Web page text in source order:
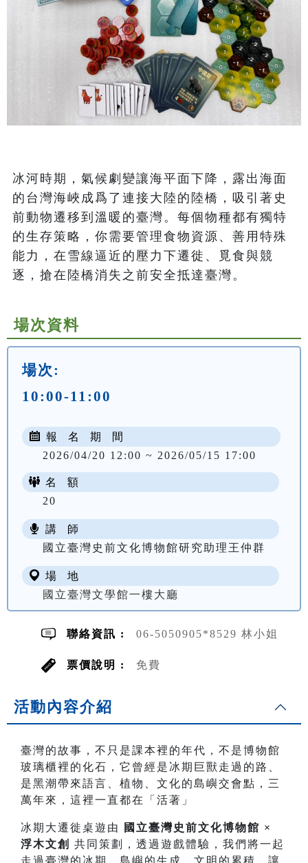
冰河時期，氣候劇變讓海平面下降，露出海面
的台灣海峽成爲了連接大陸的陸橋，吸引著史
前動物遷移到溫暖的臺灣。每個物種都有獨特
的生存策略，你需要管理食物資源、善用特殊
能力，在雪線逼近的壓力下遷徙、覓食與競
逐，搶在陸橋消失之前安全抵達臺灣。
場次資料
場次:
10:00-11:00
報 名 期 間
2026/04/20 12:00 ~ 2026/05/15 17:00
名 額
20
講 師
國立臺灣史前文化博物館研究助理王仲群
場 地
國立臺灣文學館一樓大廳
聯絡資訊 : 06-5050905*8529 林小姐
票價說明 : 免費
活動內容介紹
臺灣的故事，不只是課本裡的年代，不是博物館
玻璃櫃裡的化石，它曾經是冰期巨獸走過的路、
是黑潮帶來語言、植物、文化的島嶼交會點，三
萬年來，這裡一直都在「活著」
冰期大遷徙桌遊由
國立臺灣史前文化博物館 ×
浮木文創
共同策劃，透過遊戲體驗，我們將一起
走過臺灣的冰期、島嶼的生成、文明的累積，讓